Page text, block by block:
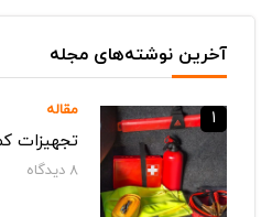
آخرین نوشته‌های مجله
مقاله
تجهیزات
8دیدگاه‌